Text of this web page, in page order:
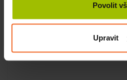
Povolit
Upravit
Elastické lano pro